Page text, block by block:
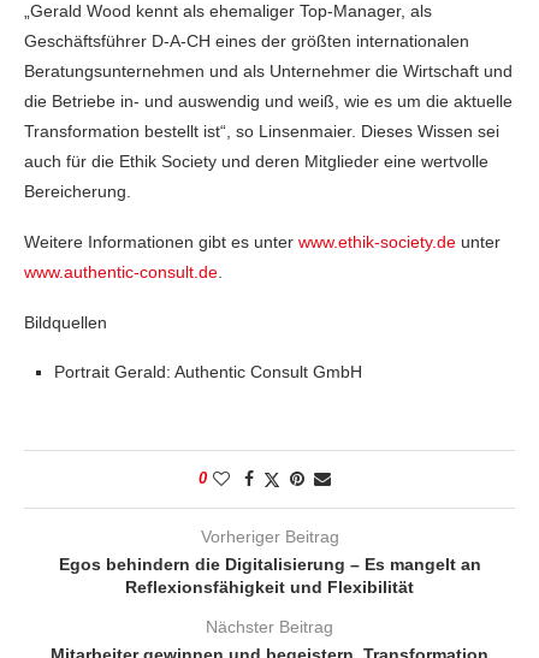
„Gerald Wood kennt als ehemaliger Top-Manager, als
Geschäftsführer D-A-CH eines der größten internationalen
Beratungsunternehmen und als Unternehmer die Wirtschaft und
die Betriebe in- und auswendig und weiß, wie es um die aktuelle
Transformation bestellt ist“, so Linsenmaier. Dieses Wissen sei
auch für die Ethik Society und deren Mitglieder eine wertvolle
Bereicherung.
Weitere Informationen gibt es unter www.ethik-society.de unter
www.authentic-consult.de
Bildquellen
Portrait Gerald: Authentic Consult GmbH
0
Vorheriger Beitrag
Egos behindern die Digitalisierung – Es mangelt an
Reflexionsfähigkeit und Flexibilität
Nächster Beitrag